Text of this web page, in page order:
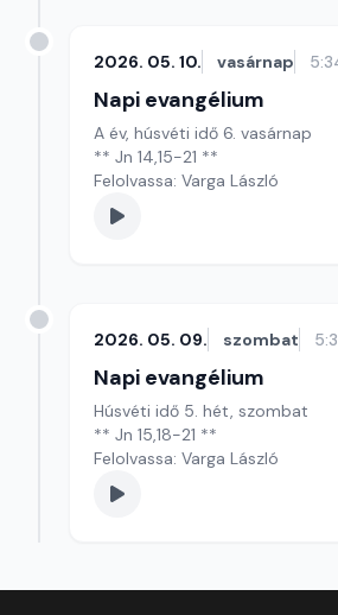
2026. 05. 10. vasárnap
Napi evangélium
A év, húsvéti idő 6. vasárnap
** Jn 14,15-21 **
Felolvassa: Varga László
2026. 05. 09. szombat
Napi evangélium
Húsvéti idő 5. hét, szombat
** Jn 15,18-21 **
Felolvassa: Varga László